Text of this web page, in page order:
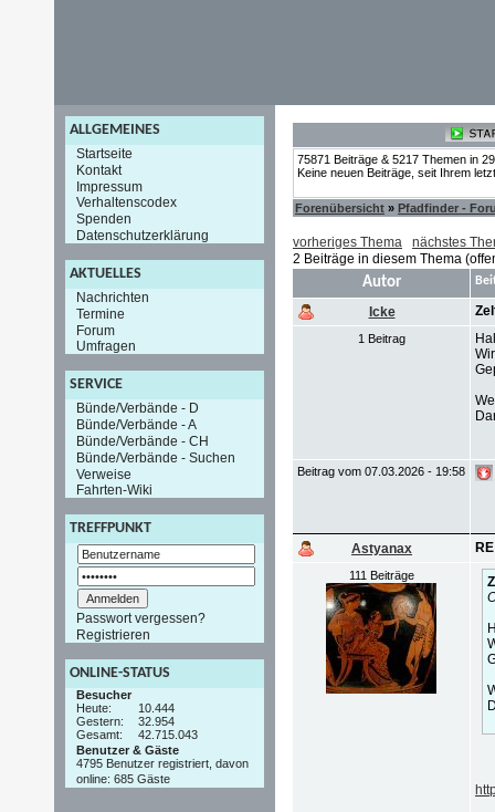
ALLGEMEINES
Startseite
Kontakt
Impressum
Verhaltenscodex
Spenden
Datenschutzerklärung
AKTUELLES
Nachrichten
Termine
Forum
Umfragen
SERVICE
Bünde/Verbände - D
Bünde/Verbände - A
Bünde/Verbände - CH
Bünde/Verbände - Suchen
Verweise
Fahrten-Wiki
TREFFPUNKT
Passwort vergessen?
Registrieren
ONLINE-STATUS
Besucher
Heute:
10.444
Gestern:
32.954
Gesamt:
42.715.043
Benutzer & Gäste
4795 Benutzer registriert, davon
online: 685 Gäste
75871 Beiträge & 5217 Themen in
Keine neuen Beiträge, seit Ihrem
Forenübersicht » Pfadfinder -
vorheriges Thema
nächstes
2 Beiträge in diesem Thema
Autor
Icke
1 Beitrag
Beitrag vom 07.03.2026 - 19:58
Astyanax
111 Beiträge